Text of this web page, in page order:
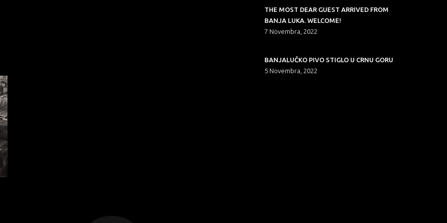
THE MOST DEAR GUEST ARRIVED FROM
BANJA LUKA. WELCOME!
7 Novembra, 2022
BANJALUČKO PIVO STIGLO U CRNU GORU
5 Novembra, 2022